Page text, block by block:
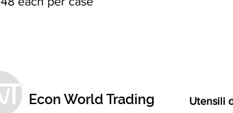
Econ World Trading Utensili